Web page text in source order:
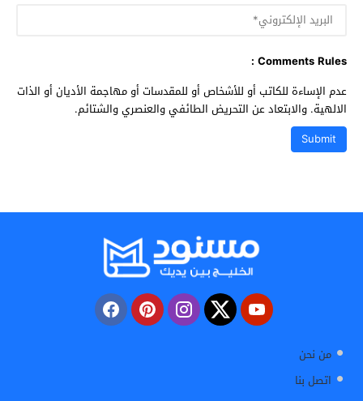
Comments Rules :
عدم الإساءة للكاتب أو للأشخاص أو للمقدسات أو مهاجمة الأديان أو الذات
الالهية. والابتعاد عن التحريض الطائفي والعنصري والشتائم.
من نحن
اتصل بنا